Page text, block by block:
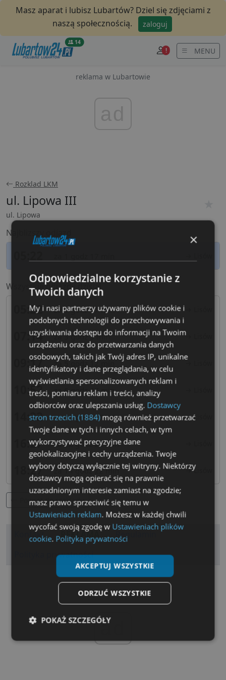
Masz aparat i lubisz Lubartów? Dziel się zdjęciami z
naszą społecznością.
zaloguj
14
! MENU
reklama w Lubartowie
Rozklad LKM
ul. Lipowa III
ul. Lipowa
Najblizszy odjazd
Wszystkie odjazdy dzisiaj
05:22 za 1 godz 17 min
07:14 za 3 godz 9 min → Lisów
09:17 za 5 godz 12 min → Lisów
10:52 za 6 godz 47 min
14:22 za 10 godz 17 min → Lisów
16:27 za 12 godz 22 min
18:27 za 14 godz 22 min → Lisów
Powrot do rozkladu
Kontakt REKLAMA
Regulamin
Polityka prywatności
ad
×
Odpowiedzialne korzystanie z
Twoich danych
My i nasi partnerzy używamy plików cookie i
podobnych technologii do przechowywania i
uzyskiwania dostępu do informacji na Twoim
urządzeniu oraz do przetwarzania danych
osobowych, takich jak Twój adres IP, unikalne
identyfikatory i dane przeglądania, w celu
wyświetlania spersonalizowanych reklam i
treści, pomiaru reklam i treści, analizy
odbiorców oraz ulepszania usług. Dostawcy
stron trzecich (1884)mogą również przetwarzać
Twoje dane w tych i innych celach, w tym
wykorzystywać precyzyjne dane
geolokalizacyjne i cechy urządzenia. Twoje
wybory dotyczą wyłącznie tej witryny. Niektórzy
dostawcy mogą opierać się na prawnie
uzasadnionym interesie zamiast na zgodzie;
masz prawo sprzeciwić się temu w
Ustawieniach reklam. Możesz w każdej chwili
wycofać swoją zgodę w Ustawieniach plików
cookie. Polityka prywatności
AKCEPTUJ WSZYSTKIE
ODRZUĆ WSZYSTKIE
POKAŻ SZCZEGÓŁY
Niezbędne Wydajność Targetowanie